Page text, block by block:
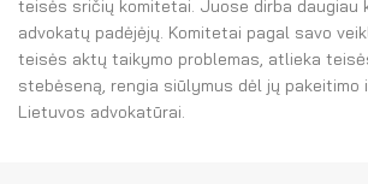
teisės sričių komitetai. Juose dirba daugiau
advokatų padėjėjų. Komitetai pagal savo
teisės aktų taikymo problemas, atlieka
stebėseną, rengia siūlymus dėl jų pakeitimo
Lietuvos advokatūrai.